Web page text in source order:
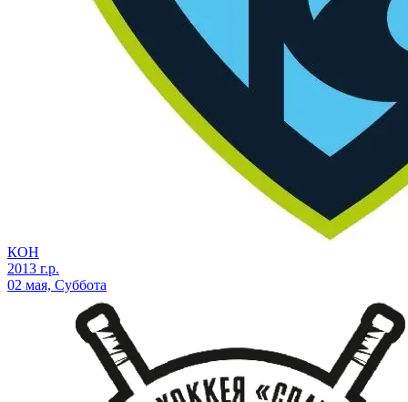
КОН
2013 г.р.
02 мая, Суббота